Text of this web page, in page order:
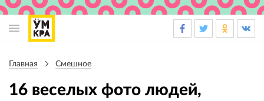
навигации
Главная Смешное
16 веселых фото людей,